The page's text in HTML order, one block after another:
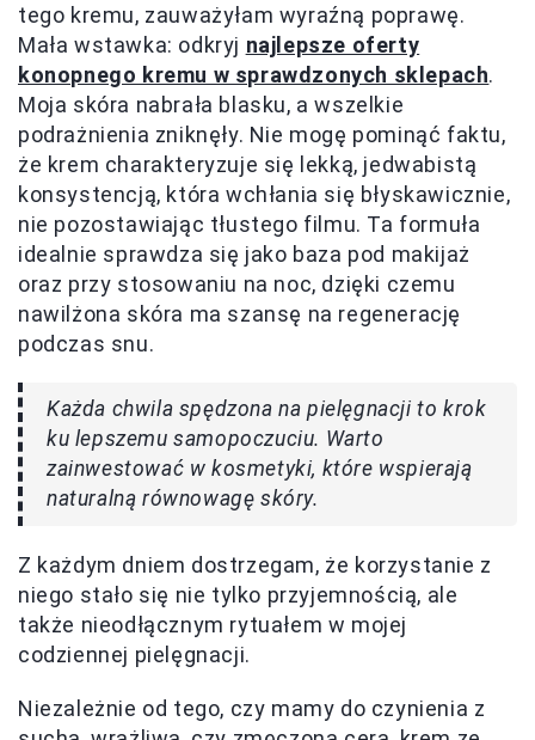
tego kremu, zauważyłam wyraźną poprawę.
Mała wstawka: odkryj najlepsze oferty
konopnego kremu w sprawdzonych sklepach.
Moja skóra nabrała blasku, a wszelkie
podrażnienia zniknęły. Nie mogę pominąć faktu,
że krem charakteryzuje się lekką, jedwabistą
konsystencją, która wchłania się błyskawicznie,
nie pozostawiając tłustego filmu. Ta formuła
idealnie sprawdza się jako baza pod makijaż
oraz przy stosowaniu na noc, dzięki czemu
nawilżona skóra ma szansę na regenerację
podczas snu.
Każda chwila spędzona na pielęgnacji to krok
ku lepszemu samopoczuciu. Warto
zainwestować w kosmetyki, które wspierają
naturalną równowagę skóry.
Z każdym dniem dostrzegam, że korzystanie z
niego stało się nie tylko przyjemnością, ale
także nieodłącznym rytuałem w mojej
codziennej pielęgnacji.
Niezależnie od tego, czy mamy do czynienia z